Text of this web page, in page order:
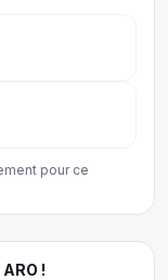
pour ce
!